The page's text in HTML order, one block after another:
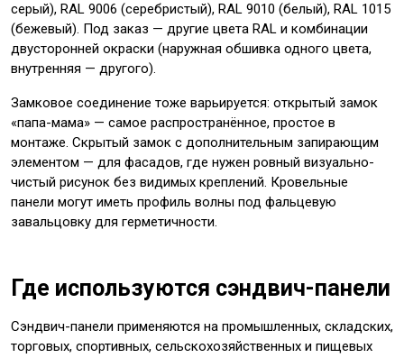
серый), RAL 9006 (серебристый), RAL 9010 (белый), RAL 1015
(бежевый). Под заказ — другие цвета RAL и комбинации
двусторонней окраски (наружная обшивка одного цвета,
внутренняя — другого).
Замковое соединение тоже варьируется: открытый замок
«папа-мама» — самое распространённое, простое в
монтаже. Скрытый замок с дополнительным запирающим
элементом — для фасадов, где нужен ровный визуально-
чистый рисунок без видимых креплений. Кровельные
панели могут иметь профиль волны под фальцевую
завальцовку для герметичности.
Где используются сэндвич-панели
Сэндвич-панели применяются на промышленных, складских,
торговых, спортивных, сельскохозяйственных и пищевых